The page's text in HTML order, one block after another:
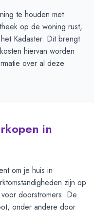
te houden met
op de woning rust,
Kadaster. Dit brengt
hiervan worden
over al deze
in
om je huis in
zijn op
doorstromers. De
onder andere door